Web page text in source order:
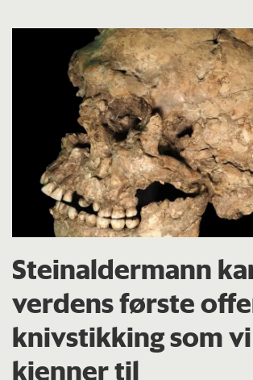
Steinaldermann
verdens første
knivstikking som vi
kjenner til